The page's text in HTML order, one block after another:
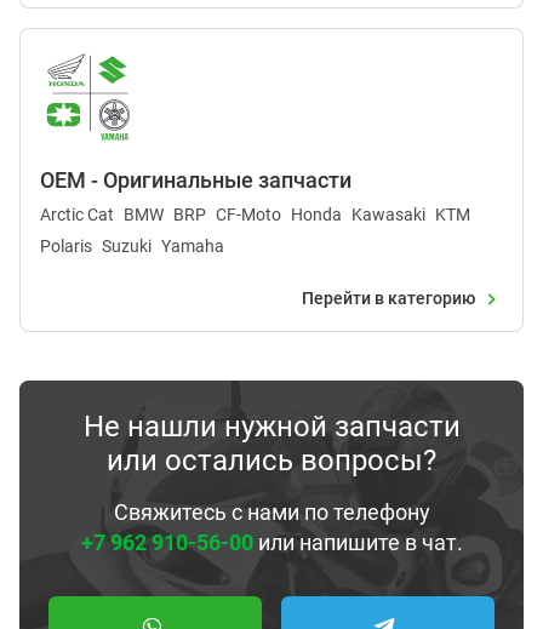
OEM - Оригинальные запчасти
Arctic Cat BMW BRP CF-Moto Honda Kawasaki KTM
Polaris Suzuki Yamaha
Перейти в категорию
Не нашли нужной запчасти
или остались вопросы?
Свяжитесь с нами по телефону
+7 962 910-56-00или напишите в чат.